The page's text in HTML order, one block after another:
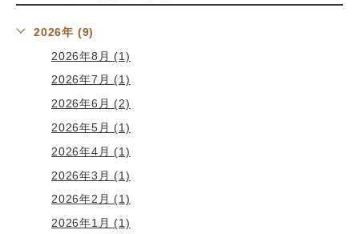
2026年 (9)
2026年8月 (1)
2026年7月 (1)
2026年6月 (2)
2026年5月 (1)
2026年4月 (1)
2026年3月 (1)
2026年2月 (1)
2026年1月 (1)